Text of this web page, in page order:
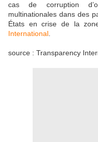
cas de corruption
multinationales dans des
États en crise de la
International
source : Transparency